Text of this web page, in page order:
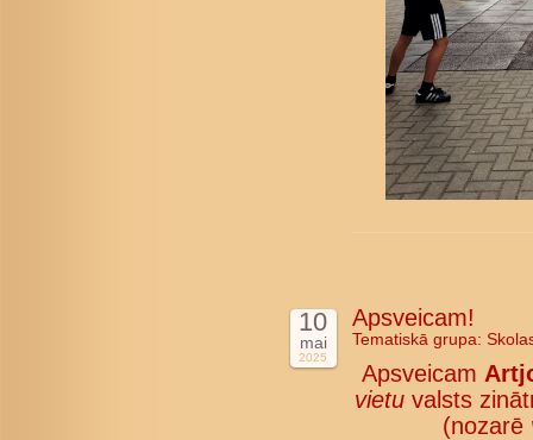
10
mai
2025
Apsveicam!
Tematiskā grupa:
Apsveicam
vietuvalsts
(nozarē